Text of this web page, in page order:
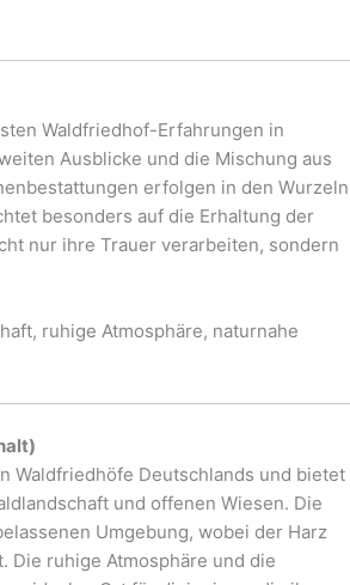
Waldfriedhof-Erfahrungen in
Ausblicke und die Mischung aus
erfolgen in den Wurzeln
besonders auf die Erhaltung der
nur ihre Trauer verarbeiten, sondern
ruhige Atmosphäre, naturnahe
Waldfriedhöfe Deutschlands und bietet
und offenen Wiesen. Die
Umgebung, wobei der Harz
Die ruhige Atmosphäre und die